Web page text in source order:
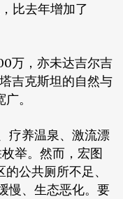
比去年增加了
万，亦未达吉尔吉
吉克斯坦的自然与
。
疗养温泉、激流漂
举。然而，宏图
公共厕所不足、
慢、生态恶化。要